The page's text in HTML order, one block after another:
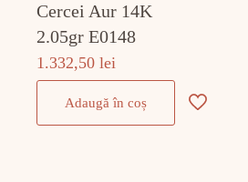
Cercei Aur 14K
2.05gr E0148
1.332,50lei
Adaugă în coș